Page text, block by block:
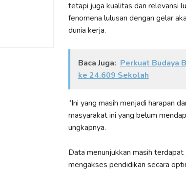
tetapi juga kualitas dan relevansi
fenomena lulusan dengan gelar
dunia kerja.
Baca Juga: Perkuat Budaya
ke 24.609 Sekolah
“Ini yang masih menjadi harapan
masyarakat ini yang belum
ungkapnya.
Data menunjukkan masih
mengakses pendidikan secara